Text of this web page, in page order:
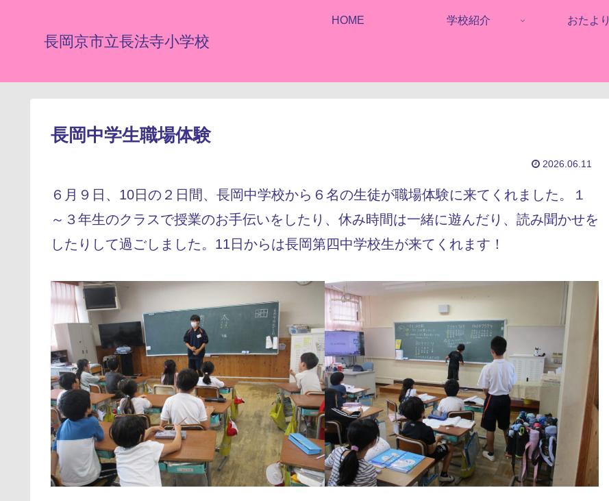
長岡京市立長法寺小学校
HOME 学校紹介 おたより
長岡中学生職場体験
2026.06.11
６月９日、10日の２日間、長岡中学校から６名の生徒が職場体験に来てくれました。１
～３年生のクラスで授業のお手伝いをしたり、休み時間は一緒に遊んだり、読み聞かせを
したりして過ごしました。11日からは長岡第四中学校生が来てくれます！